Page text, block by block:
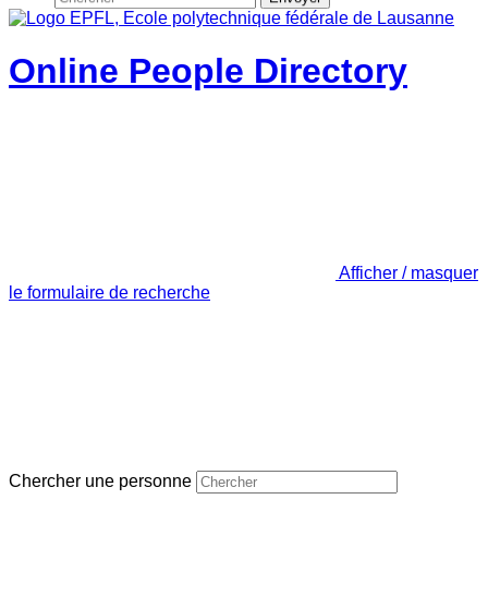
Online People Directory
Afficher / masquer
le formulaire de recherche
Chercher une personne